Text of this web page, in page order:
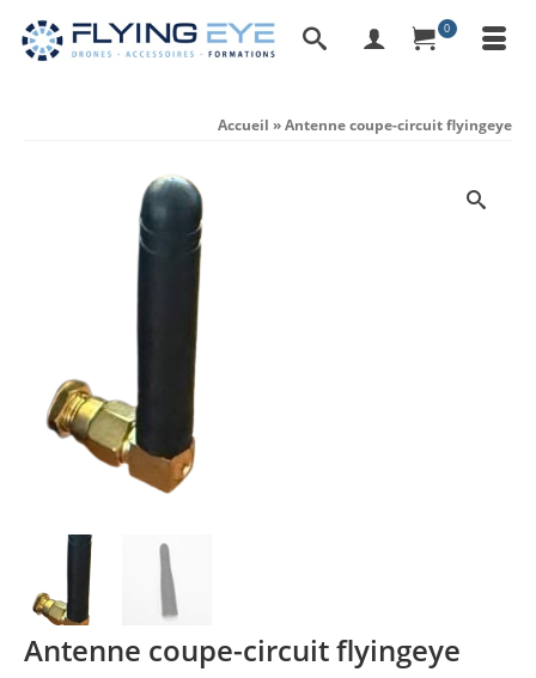
0
Accueil »Antenne coupe-circuit flyingeye
Antenne coupe-circuit flyingeye